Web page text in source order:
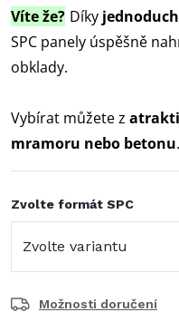
Víte že? Díky
SPC panely úspěšně
obklady.
Vybírat můžete z
mramoru nebo betonu.
Zvolte formát SPC
Možnosti doručení